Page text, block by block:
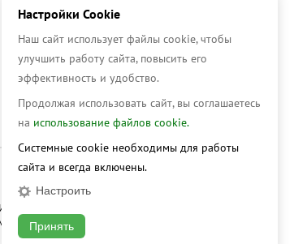
Вакансии
Новости
Блог
Аналитика
Контакты
характер и не является публичной
быть изменены без уведомления.
Настройки Cookie
Наш сайт использует файлы cookie, чтобы
улучшить работу сайта, повысить его
эффективность и удобство.
Продолжая использовать сайт, вы соглашаетесь
на использование файлов cookie.
Системные cookie необходимы для работы
сайта и всегда включены.
Настроить
Принять